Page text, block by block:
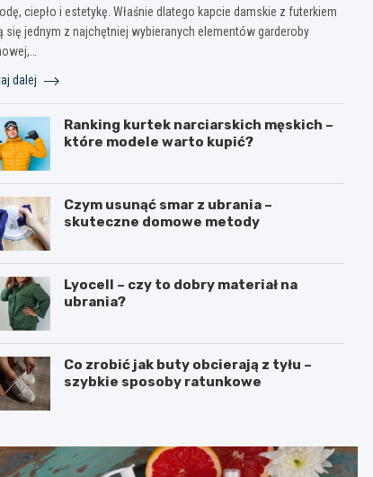
ciepło i estetykę. Właśnie dlatego kapcie damskie z futerkiem
się jednym z najchętniej wybieranych elementów garderoby
dalej
Ranking kurtek narciarskich męskich –
które modele warto kupić?
Czym usunąć smar z ubrania –
skuteczne domowe metody
Lyocell – czy to dobry materiał na
ubrania?
Co zrobić jak buty obcierają z tyłu –
szybkie sposoby ratunkowe